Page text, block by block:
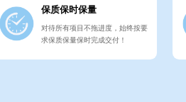
保质保时保量
对待所有项目不拖进度，始终按要
求保质保量保时完成交付！